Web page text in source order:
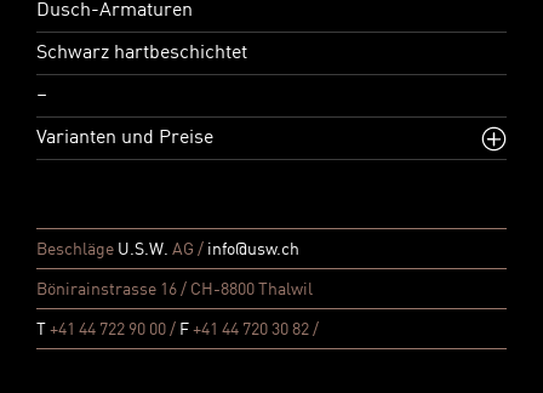
Dusch-Armaturen
Schwarz hartbeschichtet
–
Varianten und Preise
Beschläge U.S.W. AG / info@usw.ch
Bönirainstrasse 16 / CH-8800 Thalwil
+41 44 722 90 00 / F +41 44 720 30 82 /